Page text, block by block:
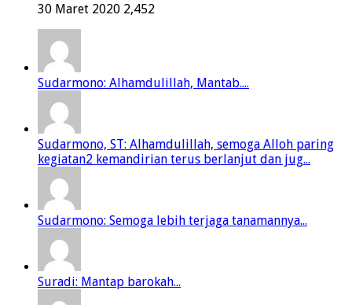
30 Maret 2020 2,452
Sudarmono: Alhamdulillah, Mantab....
Sudarmono, ST: Alhamdulillah, semoga Alloh paring
kegiatan2 kemandirian terus berlanjut dan jug...
Sudarmono: Semoga lebih terjaga tanamannya...
Suradi: Mantap barokah...